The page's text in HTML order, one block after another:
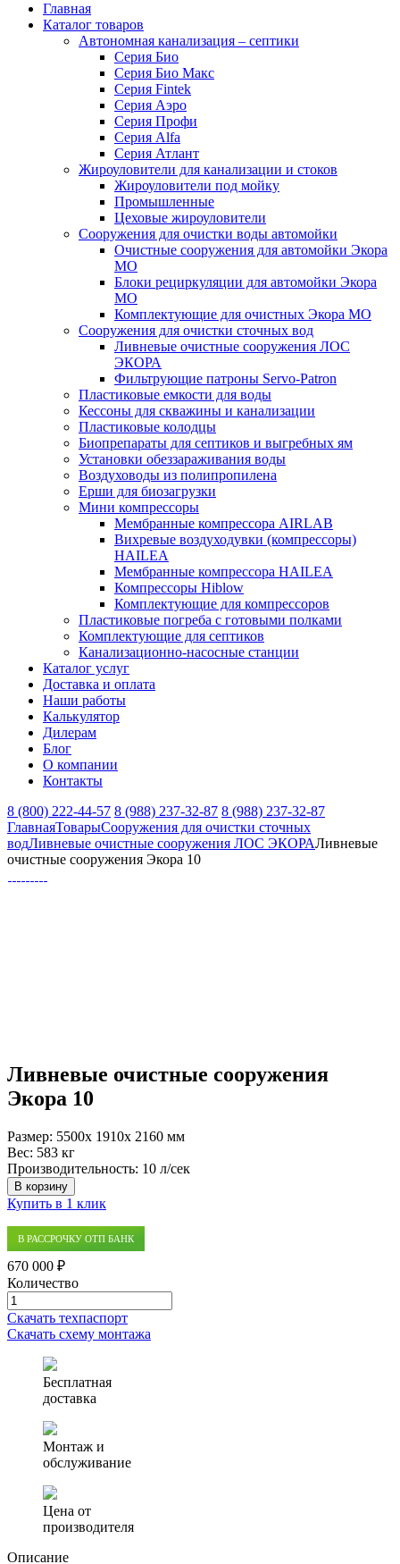
Главная
Каталог товаров
Автономная канализация – септики
Серия Био
Серия Био Макс
Серия Fintek
Серия Аэро
Серия Профи
Серия Alfa
Серия Атлант
Жироуловители для канализации и стоков
Жироуловители под мойку
Промышленные
Цеховые жироуловители
Сооружения для очистки воды автомойки
Очистные сооружения для автомойки Экора
МО
Блоки рециркуляции для автомойки Экора
МО
Комплектующие для очистных Экора МО
Сооружения для очистки сточных вод
Ливневые очистные сооружения ЛОС
ЭКОРА
Фильтрующие патроны Servo-Patron
Пластиковые емкости для воды
Кессоны для скважины и канализации
Пластиковые колодцы
Биопрепараты для септиков и выгребных ям
Установки обеззараживания воды
Воздуховоды из полипропилена
Ерши для биозагрузки
Мини компрессоры
Мембранные компрессора AIRLAB
Вихревые воздуходувки (компрессоры)
HAILEA
Мембранные компрессора HAILEA
Компрессоры Hiblow
Комплектующие для компрессоров
Пластиковые погреба с готовыми полками
Комплектующие для септиков
Канализационно-насосные станции
Каталог услуг
Доставка и оплата
Наши работы
Калькулятор
Дилерам
Блог
О компании
Контакты
8 (800) 222-44-57 8 (988) 237-32-87 8 (988) 237-32-87
ГлавнаяТоварыСооружения для очистки сточных
водЛивневые очистные сооружения ЛОС ЭКОРАЛивневые
очистные сооружения Экора 10
Ливневые очистные сооружения
Экора 10
Размер: 5500x 1910x 2160 мм
Вес: 583 кг
Производительность: 10 л/сек
В корзину
Купить в 1 клик
В РАССРОЧКУ ОТП БАНК
670 000 ₽
Количество
Количество
товара
Ливневые
сооружения
Скачать техпаспорт
Скачать схему монтажа
Бесплатная
доставка
Монтаж и
обслуживание
Цена от
производителя
Описание